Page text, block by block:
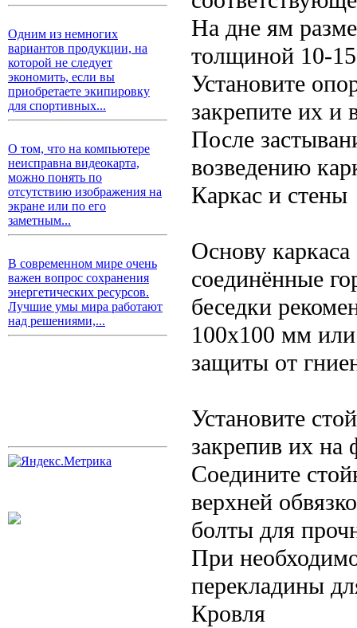
Одним из немногих
вариантов продукции, на
которой не следует
экономить, если вы
приобретаете экипировку
для спортивных...
О том, что на компьютере
неисправна видеокарта,
можно понять по
отсутствию изображения на
экране или по его
заметным...
В современном мире очень
важен вопрос сохранения
энергетических ресурсов.
Лучшие умы мира работают
над решениями,...
На дне ям
толщиной 10-
Установите
закрепите их и
После
возведению
Каркас и стены
Основу
соединённые
беседки
100x100 мм или
защиты от
Установите
закрепив их на
Соедините
верхней
болты для
При
перекладины
Кровля